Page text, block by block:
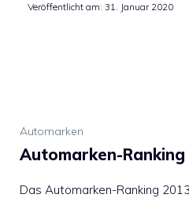
Veröffentlicht am: 31. Januar 2020
Automarken
Automarken-Ranking
Das Automarken-Ranking